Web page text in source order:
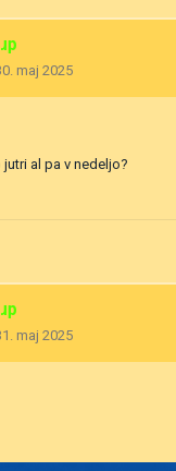
maj 2025
al pa v nedeljo?
maj 2025